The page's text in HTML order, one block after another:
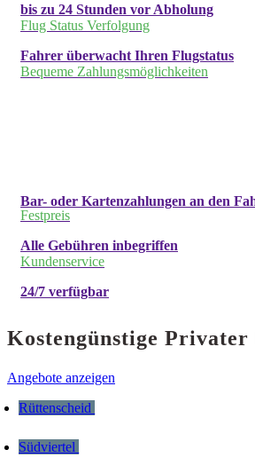
bis zu 24 Stunden vor Abholung
Flug Status Verfolgung
Fahrer überwacht Ihren Flugstatus
Bequeme Zahlungsmöglichkeiten
Bar- oder Kartenzahlungen an den
Festpreis
Alle Gebühren inbegriffen
Kundenservice
24/7 verfügbar
Kostengünstige
Angebote anzeigen
Rüttenscheid
Südviertel